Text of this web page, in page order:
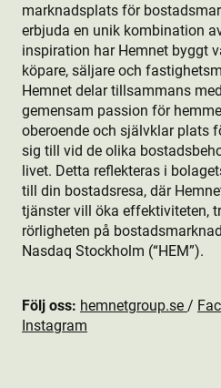
marknadsplats för
erbjuda en unik kombination
inspiration har Hemnet byggt
köpare, säljare och
Hemnet delar tillsammans
gemensam passion för
oberoende och självklar plats
sig till vid de olika
livet. Detta reflekteras i
till din bostads­resa, där
tjänster vill öka effektiviteten,
rörligheten på
Nasdaq Stockholm (“HEM”).
Följ oss: hemnetgroup.se /
Instagram